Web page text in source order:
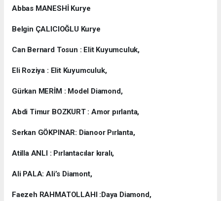
Abbas MANESHİ Kurye
Belgin ÇALICIOĞLU Kurye
Can Bernard Tosun : Elit Kuyumculuk,
Eli Roziya : Elit Kuyumculuk,
Gürkan MERİM : Model Diamond,
Abdi Timur BOZKURT : Amor pırlanta,
Serkan GÖKPINAR: Dianoor Pırlanta,
Atilla ANLI : Pırlantacılar kıralı,
Ali PALA: Ali’s Diamont,
Faezeh RAHMATOLLAHI :Daya Diamond,